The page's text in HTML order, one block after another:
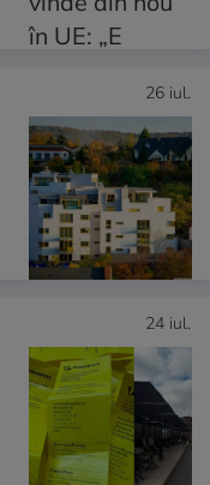
26 iul.
24 iul.